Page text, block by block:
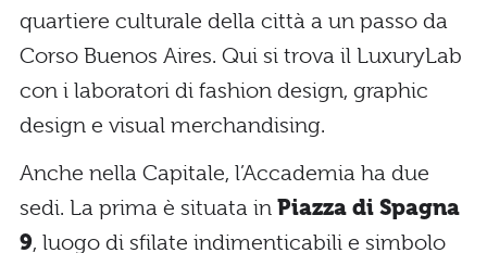
quartiere culturale della città a un passo da
Corso Buenos Aires. Qui si trova il LuxuryLab
con i laboratori di fashion design, graphic
design e visual merchandising.
Anche nella Capitale, l’Accademia ha due
sedi. La prima è situata in Piazza di Spagna
9, luogo di sfilate indimenticabili e simbolo